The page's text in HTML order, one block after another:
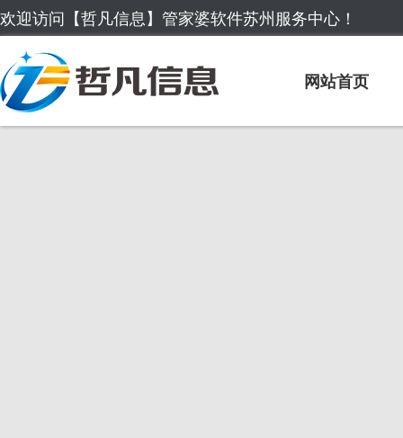
欢迎访问【哲凡信息】管家婆软件苏州服务中心！
网站首页